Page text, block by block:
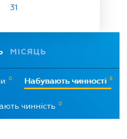
31
МІСЯЦЬ
0 Набувають чинності 9
чинність 0